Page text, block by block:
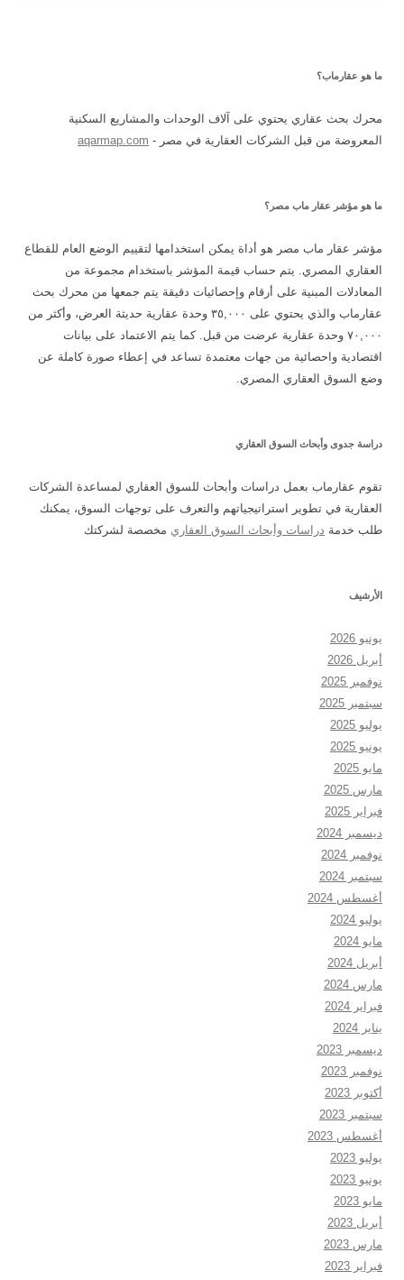
ما هو عقارماب؟
محرك بحث عقاري يحتوي على آلاف الوحدات والمشاريع السكنية
المعروضة من قبل الشركات العقارية في مصر - aqarmap.com
ما هو مؤشر عقار ماب مصر؟
مؤشر عقار ماب مصر هو أداة يمكن استخدامها لتقييم الوضع العام للقطاع
العقاري المصري. يتم حساب قيمة المؤشر باستخدام مجموعة من
المعادلات المبنية على أرقام وإحصائيات دقيقة يتم جمعها من محرك بحث
عقارماب والذي يحتوي على ٣٥,٠٠٠ وحدة عقارية حديثة العرض، وأكثر من
٧٠,٠٠٠ وحدة عقارية عرضت من قبل. كما يتم الاعتماد على بيانات
اقتصادية واحصائية من جهات معتمدة تساعد في إعطاء صورة كاملة عن
وضع السوق العقاري المصري.
دراسة جدوى وأبحاث السوق العقاري
تقوم عقارماب بعمل دراسات وأبحاث للسوق العقاري لمساعدة الشركات
العقارية في تطوير استراتيجياتهم والتعرف على توجهات السوق، يمكنك
طلب خدمة دراسات وأبحاث السوق العقاري مخصصة لشركتك
الأرشيف
يونيو 2026
أبريل 2026
نوفمبر 2025
سبتمبر 2025
يوليو 2025
يونيو 2025
مايو 2025
مارس 2025
فبراير 2025
ديسمبر 2024
نوفمبر 2024
سبتمبر 2024
أغسطس 2024
يوليو 2024
مايو 2024
أبريل 2024
مارس 2024
فبراير 2024
يناير 2024
ديسمبر 2023
نوفمبر 2023
أكتوبر 2023
سبتمبر 2023
أغسطس 2023
يوليو 2023
يونيو 2023
مايو 2023
أبريل 2023
مارس 2023
فبراير 2023